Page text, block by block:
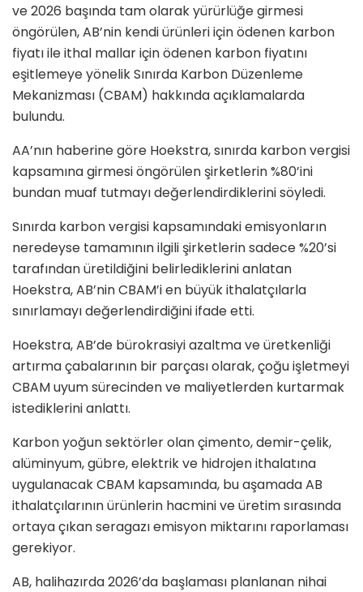
ve 2026 başında tam olarak yürürlüğe girmesi
öngörülen, AB’nin kendi ürünleri için ödenen karbon
fiyatı ile ithal mallar için ödenen karbon fiyatını
eşitlemeye yönelik Sınırda Karbon Düzenleme
Mekanizması (CBAM) hakkında açıklamalarda
bulundu.
AA’nın haberine göre Hoekstra, sınırda karbon vergisi
kapsamına girmesi öngörülen şirketlerin %80’ini
bundan muaf tutmayı değerlendirdiklerini söyledi.
Sınırda karbon vergisi kapsamındaki emisyonların
neredeyse tamamının ilgili şirketlerin sadece %20’si
tarafından üretildiğini belirlediklerini anlatan
Hoekstra, AB’nin CBAM’i en büyük ithalatçılarla
sınırlamayı değerlendirdiğini ifade etti.
Hoekstra, AB’de bürokrasiyi azaltma ve üretkenliği
artırma çabalarının bir parçası olarak, çoğu işletmeyi
CBAM uyum sürecinden ve maliyetlerden kurtarmak
istediklerini anlattı.
Karbon yoğun sektörler olan çimento, demir-çelik,
alüminyum, gübre, elektrik ve hidrojen ithalatına
uygulanacak CBAM kapsamında, bu aşamada AB
ithalatçılarının ürünlerin hacmini ve üretim sırasında
ortaya çıkan seragazı emisyon miktarını raporlaması
gerekiyor.
AB, halihazırda 2026’da başlaması planlanan nihai